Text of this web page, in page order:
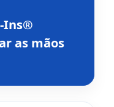
Ins®
as mãos